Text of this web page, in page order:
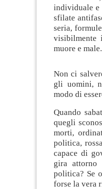
individuale e
sfilate
seria,
visibilmente
muore e male.
Non ci
gli uomini,
modo di
Quando
quegli
morti,
politica,
capace di
gira attorno
politica? Se
forse la vera